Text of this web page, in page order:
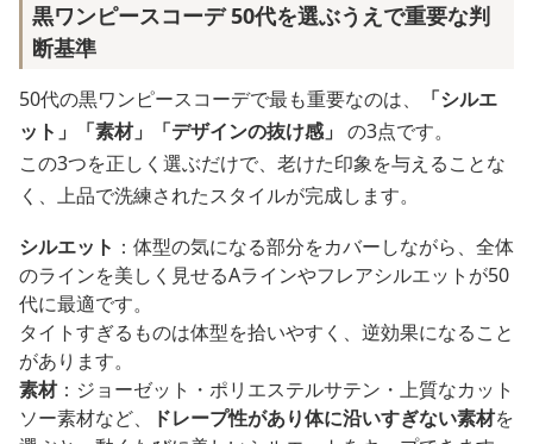
黒ワンピースコーデ 50代を選ぶうえで重要な判
断基準
50代の黒ワンピースコーデで最も重要なのは、
「シルエ
ット」「素材」「デザインの抜け感」 の3点です。
この3つを正しく選ぶだけで、老けた印象を与えることな
く、上品で洗練されたスタイルが完成します。
シルエット ：体型の気になる部分をカバーしながら、全体
のラインを美しく見せるAラインやフレアシルエットが50
代に最適です。
タイトすぎるものは体型を拾いやすく、逆効果になること
があります。
素材：ジョーゼット・ポリエステルサテン・上質なカット
ソー素材など、
ドレープ性があり体に沿いすぎない素材を